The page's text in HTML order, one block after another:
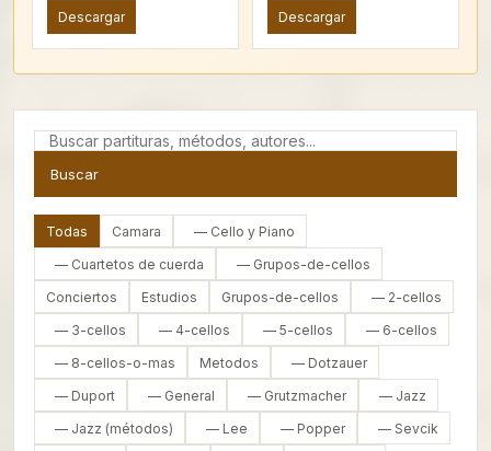
Descargar Descargar
Buscar
Todas Camara
— Cello y Piano
— Cuartetos de cuerda
— Grupos-de-cellos
Conciertos
Estudios Grupos-de-cellos
— 2-cellos
— 3-cellos
— 4-cellos — 5-cellos
— 6-cellos
— 8-cellos-o-mas
Metodos
— Dotzauer
— Duport
— General — Grutzmacher
— Jazz
— Jazz (métodos)
— Lee — Popper
— Sevcik